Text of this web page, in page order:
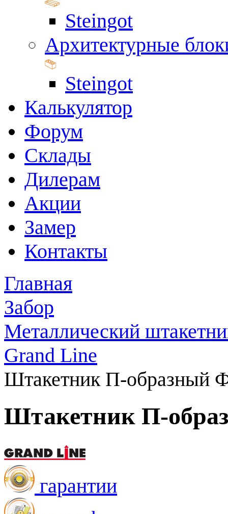
Steingot
Архитектурные
Steingot
Калькулятор
Форум
Склады
Дилерам
Акции
Замер
Контакты
Главная
Забор
Металлический
Grand Line
Штакетник П-образный
Штакетник П-
гарантии